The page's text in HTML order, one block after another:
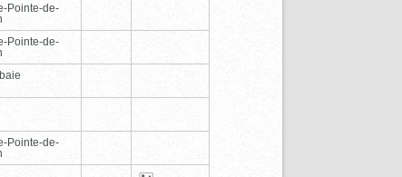
Pointe-de-
Pointe-de-
Pointe-de-